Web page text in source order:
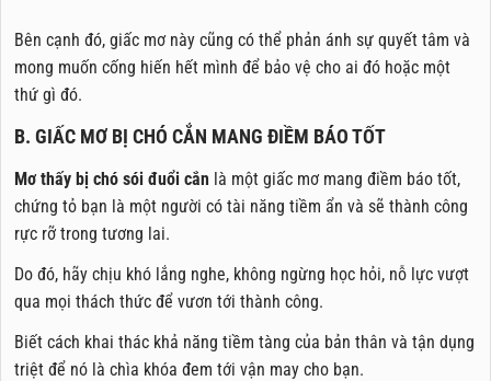
Bên cạnh đó, giấc mơ này cũng có thể phản ánh sự quyết tâm và
mong muốn cống hiến hết mình để bảo vệ cho ai đó hoặc một
thứ gì đó.
B. GIẤC MƠ BỊ CHÓ CẮN MANG ĐIỀM BÁO TỐT
Mơ thấy bị chó sói đuổi cắn là một giấc mơ mang điềm báo tốt,
chứng tỏ bạn là một người có tài năng tiềm ẩn và sẽ thành công
rực rỡ trong tương lai.
Do đó, hãy chịu khó lắng nghe, không ngừng học hỏi, nỗ lực vượt
qua mọi thách thức để vươn tới thành công.
Biết cách khai thác khả năng tiềm tàng của bản thân và tận dụng
triệt để nó là chìa khóa đem tới vận may cho bạn.